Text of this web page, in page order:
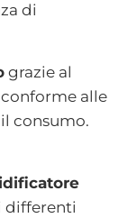
di
grazie al
alle
consumo.
differenti